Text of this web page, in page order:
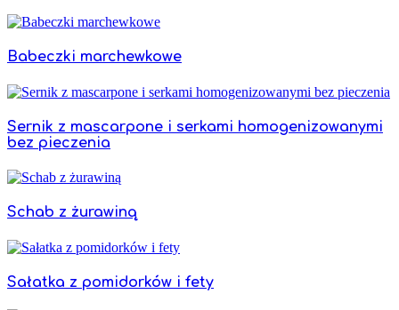
Babeczki marchewkowe
Sernik z mascarpone i serkami homogenizowanymi
bez pieczenia
Schab z żurawiną
Sałatka z pomidorków i fety